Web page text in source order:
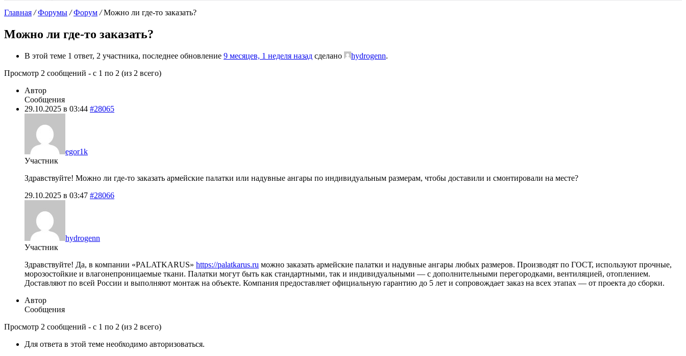
Главная / Форумы / Форум / Можно ли где-то заказать?
Можно ли где-то заказать?
В этой теме 1 ответ, 2 участника, последнее обновление 9 месяцев, 1 неделя назад сделано hydrogenn.
Просмотр 2 сообщений - с 1 по 2 (из 2 всего)
Автор
Сообщения
29.10.2025 в 03:44 #28065
egor1k
Участник
Здравствуйте! Можно ли где-то заказать армейские палатки или надувные ангары по индивидуальным размерам, чтобы доставили и смонтировали на месте?
29.10.2025 в 03:47 #28066
hydrogenn
Участник
Здравствуйте! Да, в компании «PALATKARUS» https://palatkarus.ru можно заказать армейские палатки и надувные ангары любых размеров. Производят по ГОСТ, используют прочные,
морозостойкие и влагонепроницаемые ткани. Палатки могут быть как стандартными, так и индивидуальными — с дополнительными перегородками, вентиляцией, отоплением.
Доставляют по всей России и выполняют монтаж на объекте. Компания предоставляет официальную гарантию до 5 лет и сопровождает заказ на всех этапах — от проекта до сборки.
Автор
Сообщения
Просмотр 2 сообщений - с 1 по 2 (из 2 всего)
Для ответа в этой теме необходимо авторизоваться.